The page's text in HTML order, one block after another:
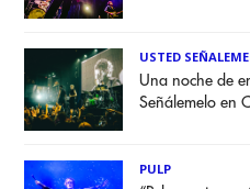
USTED
Una noche de
Señálemelo en
PULP